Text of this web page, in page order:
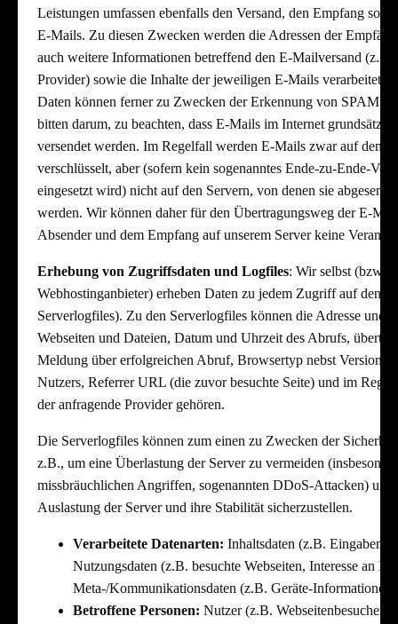
Leistungen umfassen ebenfalls den Versand, den Empfang
E-Mails. Zu diesen Zwecken werden die Adressen der
auch weitere Informationen betreffend den E-Mailversand (z.B.
Provider) sowie die Inhalte der jeweiligen E-Mails verarbeitet.
Daten können ferner zu Zwecken der Erkennung von SPAM
bitten darum, zu beachten, dass E-Mails im Internet
versendet werden. Im Regelfall werden E-Mails zwar auf dem
verschlüsselt, aber (sofern kein sogenanntes Ende-zu-Ende-
eingesetzt wird) nicht auf den Servern, von denen sie
werden. Wir können daher für den Übertragungsweg der E-
Absender und dem Empfang auf unserem Server keine
Erhebung von Zugriffsdaten und Logfiles: Wir selbst (bzw.
Webhostinganbieter) erheben Daten zu jedem Zugriff auf den
Serverlogfiles). Zu den Serverlogfiles können die Adresse und
Webseiten und Dateien, Datum und Uhrzeit des Abrufs,
Meldung über erfolgreichen Abruf, Browsertyp nebst Version,
Nutzers, Referrer URL (die zuvor besuchte Seite) und im
der anfragende Provider gehören.
Die Serverlogfiles können zum einen zu Zwecken der
z.B., um eine Überlastung der Server zu vermeiden
missbräuchlichen Angriffen, sogenannten DDoS-Attacken) und
Auslastung der Server und ihre Stabilität sicherzustellen.
Verarbeitete Datenarten: Inhaltsdaten (z.B. Eingaben
Nutzungsdaten (z.B. besuchte Webseiten, Interesse an
Meta-/Kommunikationsdaten (z.B. Geräte-
Betroffene Personen: Nutzer (z.B. Webseitenbesucher,